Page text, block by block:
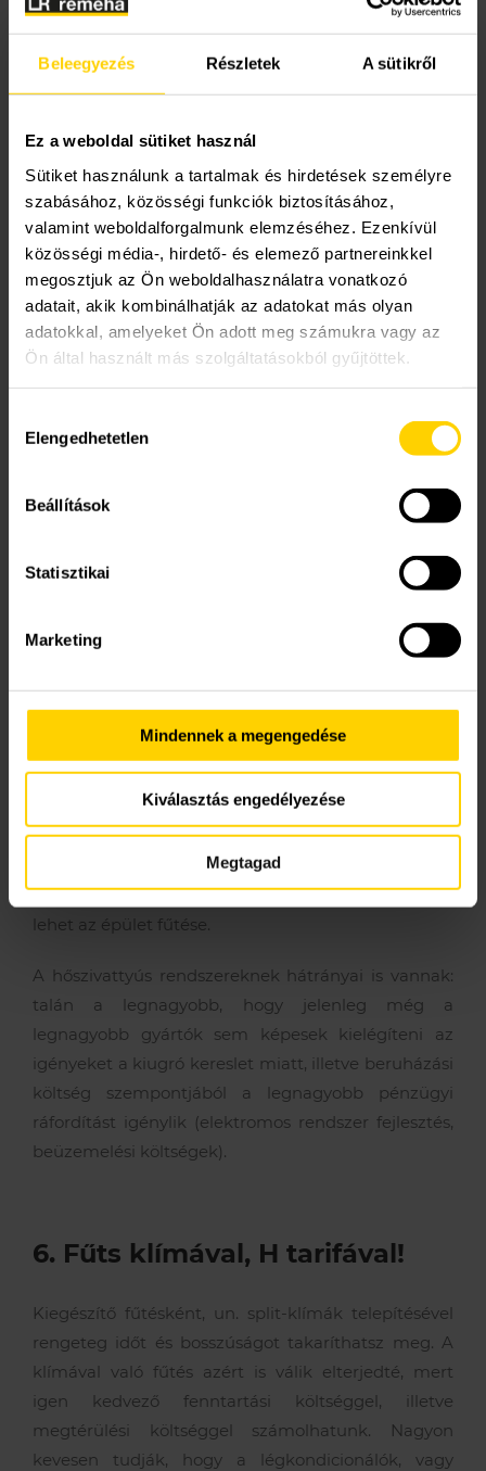
Beleegyezés Részletek A sütikről
Ez a weboldal sütiket használ
Sütiket használunk a tartalmak és hirdetések személyre
szabásához, közösségi funkciók biztosításához,
valamint weboldalforgalmunk elemzéséhez. Ezenkívül
közösségi média-, hirdető- és elemező partnereinkkel
megosztjuk az Ön weboldalhasználatra vonatkozó
adatait, akik kombinálhatják az adatokat más olyan
adatokkal, amelyeket Ön adott meg számukra vagy az
Ön által használt más szolgáltatásokból gyűjtöttek.
kiválasztása
Elengedhetetlen
Beállítások
Statisztikai
Marketing
Mindennek a megengedése
Kiválasztás engedélyezése
Megtagad
5. Korszerűsítsd a fűtésedet!
sima cirkó kazánnal rendelkezel, már akkor is sokat
spórolhatsz, ha kondenzációs kazánra váltasz. A
kondenzációs kazánok a fűtés során keletkező
füstgázban lévő hőenergiát hasznosítják, ezért
sokkal gazdaságosabbak, mint a hagyományos
kazánok. A forró füstgázban lévő energiát egy
hőcserélő segítségével nyerik ki, mégpedig a
nevükhöz hűen úgy, hogy az eddig a kéményen
fűtővíznek adják át. Hatásfokuk ezáltal az eredeti
megtartása mellett is akár 30-40 százalékkal jobb
lehet egy régi, nem kondenzációs kazánhoz képest.
Kombi üzemmódban képesek melegvizet adni
önállóan, de indirekt tároló tartállyal és
Abban az esetben, ha alacsony energiaigényű, jól
szigetelt házról van szó és közép-, vagy hosszú
leggazdaságosabb választás. Egy levegő-víz
hőszivattyú esetében akár ~40% os üzemeltetési
költséget is meg lehet takarítani egy gázkazánnal
szemben. Mindezek mellett a hőszivattyúval fűteni
és hűteni is lehet, illetve napelemes
áramtermeléssel kiegészítve akár önfenntartó is
lehet az épület fűtése.
A hőszivattyús rendszereknek hátrányai is vannak:
talán a legnagyobb, hogy jelenleg még a
legnagyobb gyártók sem képesek kielégíteni az
igényeket a kiugró kereslet miatt, illetve beruházási
költség szempontjából a legnagyobb pénzügyi
ráfordítást igénylik (elektromos rendszer fejlesztés,
beüzemelési költségek).
6. Fűts klímával, H tarifával!
Kiegészítő fűtésként, un. split-klímák telepítésével
rengeteg időt és bosszúságot takaríthatsz meg. A
klímával való fűtés azért is válik elterjedté, mert
igen kedvező fenntartási költséggel, illetve
megtérülési költséggel számolhatunk. Nagyon
kevesen tudják, hogy a légkondicionálók, vagy